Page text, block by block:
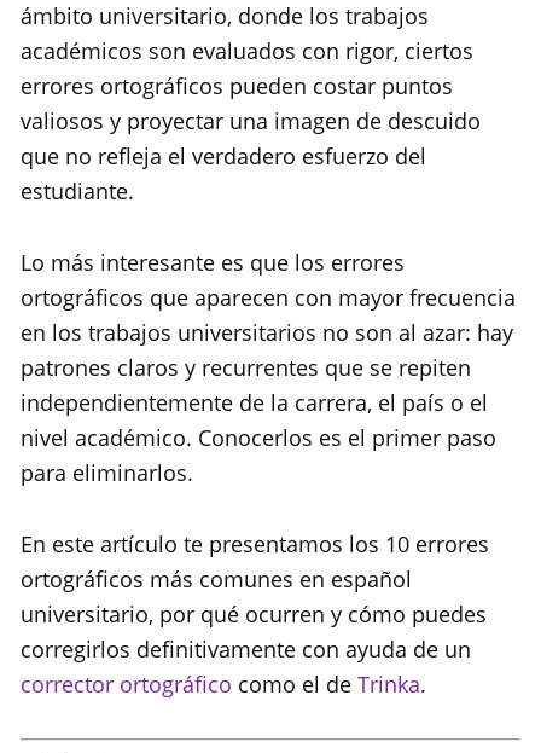
ámbito universitario, donde los trabajos
académicos son evaluados con rigor, ciertos
errores ortográficos pueden costar puntos
valiosos y proyectar una imagen de descuido
que no refleja el verdadero esfuerzo del
estudiante.
Lo más interesante es que los errores
ortográficos que aparecen con mayor frecuencia
en los trabajos universitarios no son al azar: hay
patrones claros y recurrentes que se repiten
independientemente de la carrera, el país o el
nivel académico. Conocerlos es el primer paso
para eliminarlos.
En este artículo te presentamos los 10 errores
ortográficos más comunes en español
universitario, por qué ocurren y cómo puedes
corregirlos definitivamente con ayuda de un
corrector ortográfico como el de Trinka.